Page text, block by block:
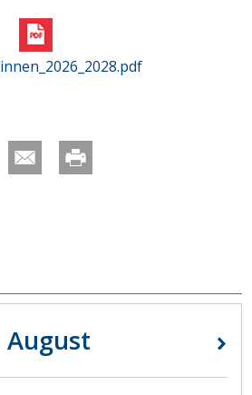
August »